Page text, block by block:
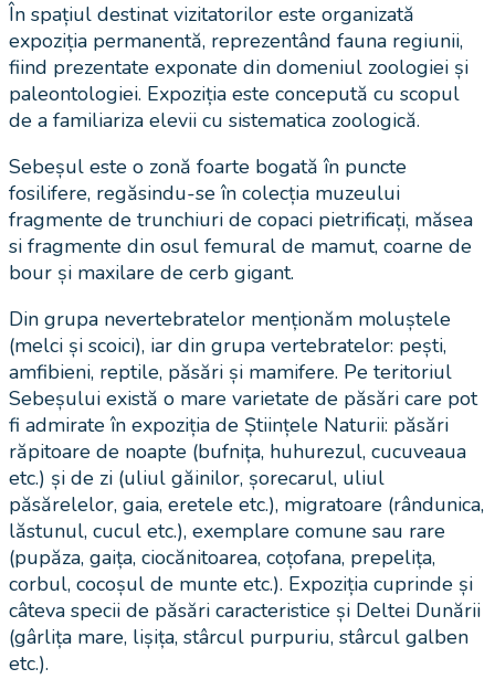
În spațiul destinat vizitatorilor este organizată
expoziția permanentă, reprezentând fauna regiunii,
fiind prezentate exponate din domeniul zoologiei și
paleontologiei. Expoziția este concepută cu scopul
de a familiariza elevii cu sistematica zoologică.
Sebeșul este o zonă foarte bogată în puncte
fosilifere, regăsindu-se în colecția muzeului
fragmente de trunchiuri de copaci pietrificați, măsea
si fragmente din osul femural de mamut, coarne de
bour și maxilare de cerb gigant.
Din grupa nevertebratelor menționăm moluștele
(melci și scoici), iar din grupa vertebratelor: pești,
amfibieni, reptile, păsări și mamifere. Pe teritoriul
Sebeșului există o mare varietate de păsări care pot
fi admirate în expoziția de Științele Naturii: păsări
răpitoare de noapte (bufnița, huhurezul, cucuveaua
etc.) și de zi (uliul găinilor, șorecarul, uliul
păsărelelor, gaia, eretele etc.), migratoare (rândunica,
lăstunul, cucul etc.), exemplare comune sau rare
(pupăza, gaița, ciocănitoarea, coțofana, prepelița,
corbul, cocoșul de munte etc.). Expoziția cuprinde și
câteva specii de păsări caracteristice și Deltei Dunării
(gârlița mare, lișița, stârcul purpuriu, stârcul galben
etc.).